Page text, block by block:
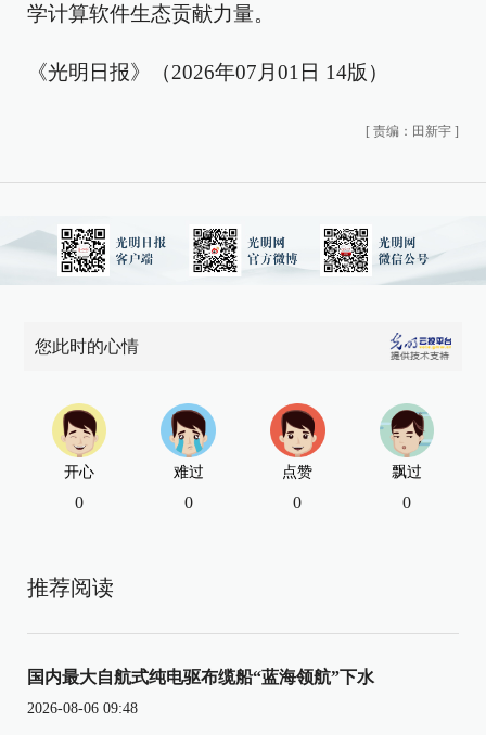
学计算软件生态贡献力量。
《光明日报》（2026年07月01日 14版）
[ 责编：田新宇 ]
您此时的心情
开心
0
难过
0
点赞
0
飘过
0
推荐阅读
国内最大自航式纯电驱布缆船“蓝海领航”下水
2026-08-06 09:48